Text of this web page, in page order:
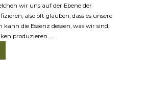
wir uns auf der Ebene der
also oft glauben, dass es unsere
kann die Essenz dessen, was wir sind,
produzieren. ....